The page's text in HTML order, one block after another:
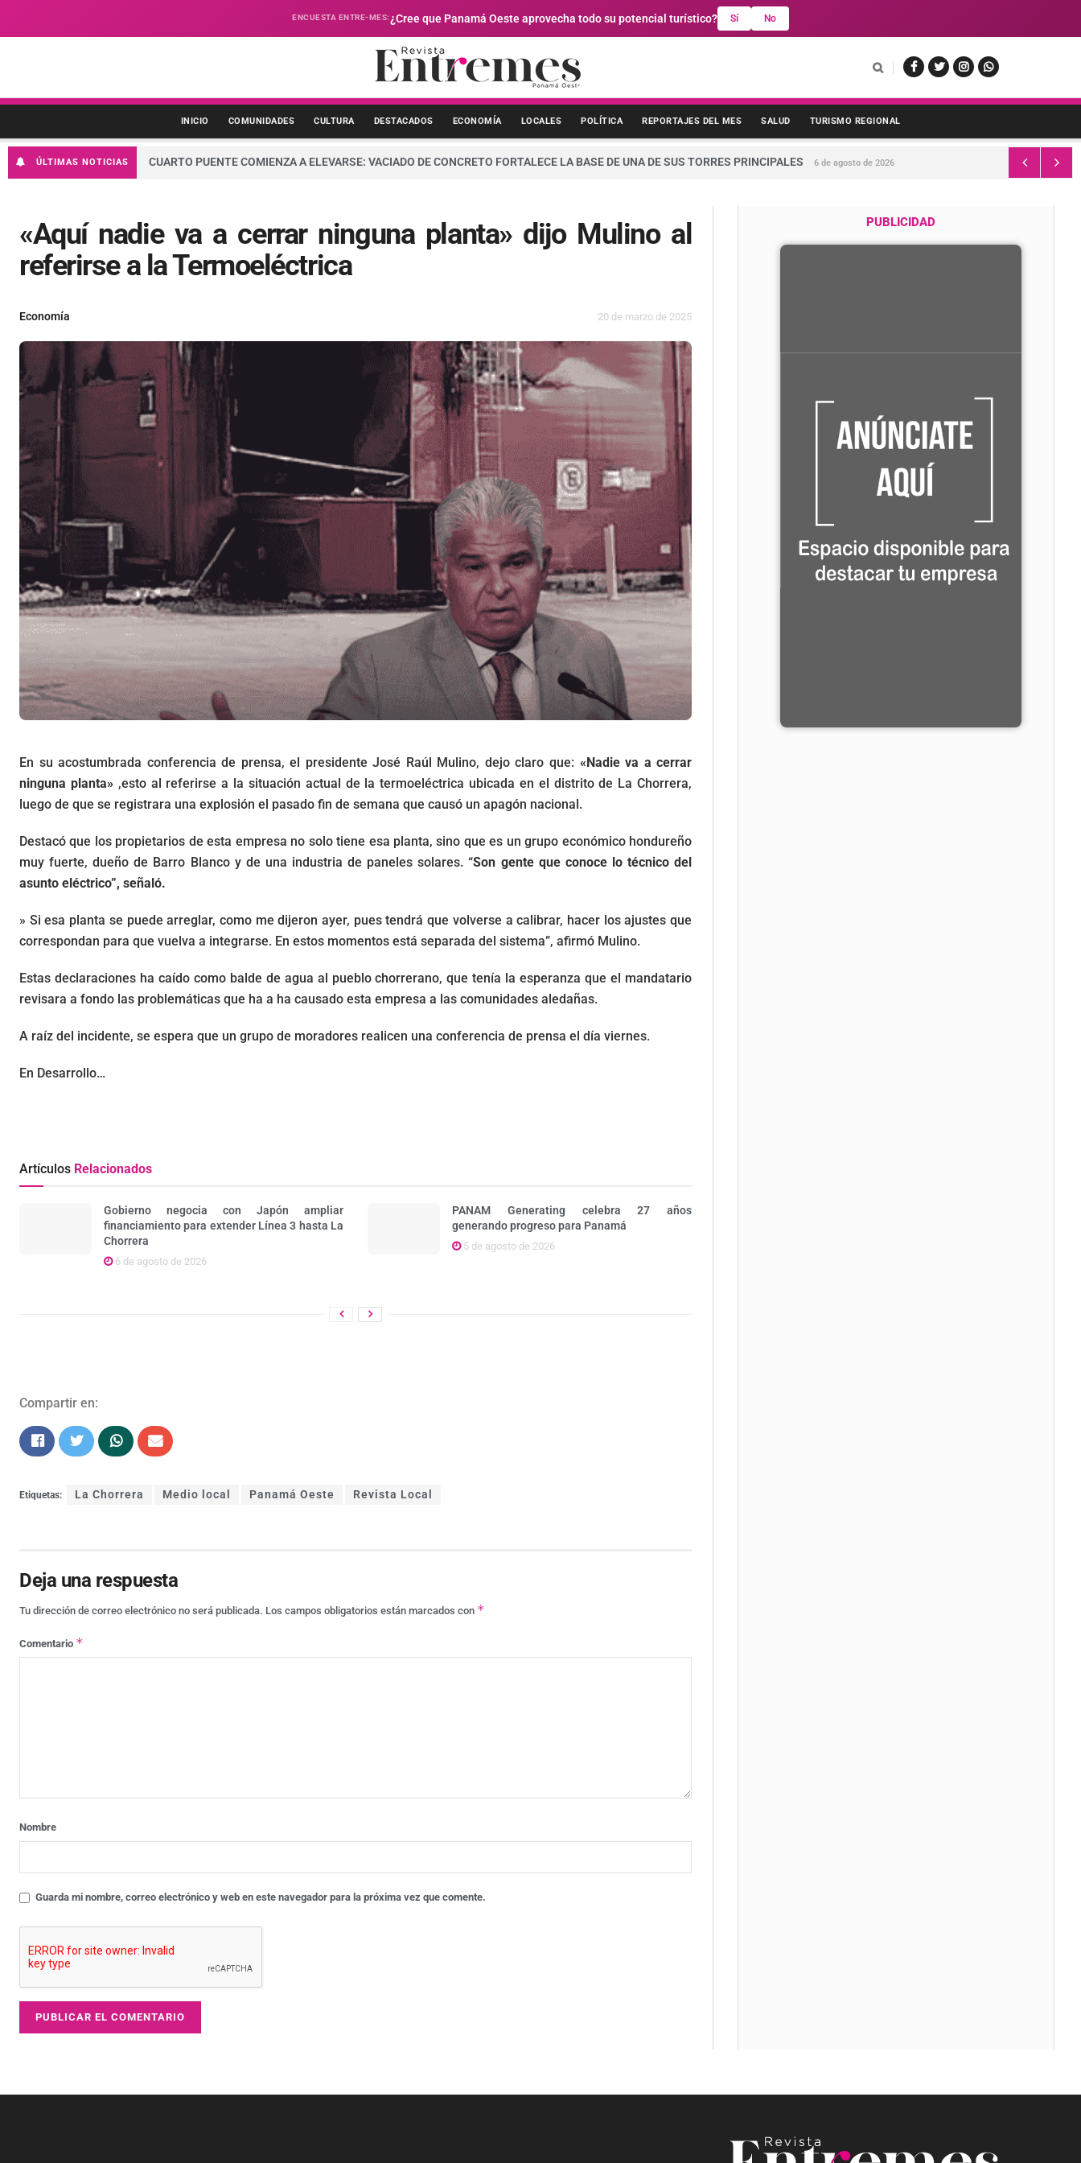
ENCUESTA ENTRE-MES:¿Cree que Panamá Oeste aprovecha todo su potencial turístico? Sí No
INICIO COMUNIDADES CULTURA DESTACADOS ECONOMÍA LOCALES POLÍTICA REPORTAJES DEL MES SALUD TURISMO REGIONAL
ÚLTIMAS NOTICIAS CUARTO PUENTE COMIENZA A ELEVARSE: VACIADO DE CONCRETO FORTALECE LA BASE DE UNA DE SUS TORRES PRINCIPALES 6 de agosto de 2026
«Aquí nadie va a cerrar ninguna planta» dijo Mulino al
referirse a la Termoeléctrica
Economía 20 de marzo de 2025
En su acostumbrada conferencia de prensa, el presidente José Raúl Mulino, dejo claro que: «Nadie va a cerrar
ninguna planta»,esto al referirse a la situación actual de la termoeléctrica ubicada en el distrito de La Chorrera,
luego de que se registrara una explosión el pasado fin de semana que causó un apagón nacional.
Destacó que los propietarios de esta empresa no solo tiene esa planta, sino que es un grupo económico hondureño
muy fuerte, dueño de Barro Blanco y de una industria de paneles solares. “Son gente que conoce lo técnico del
asunto eléctrico”, señaló.
» Si esa planta se puede arreglar, como me dijeron ayer, pues tendrá que volverse a calibrar, hacer los ajustes que
correspondan para que vuelva a integrarse. En estos momentos está separada del sistema”, afirmó Mulino.
Estas declaraciones ha caído como balde de agua al pueblo chorrerano, que tenía la esperanza que el mandatario
revisara a fondo las problemáticas que ha a ha causado esta empresa a las comunidades aledañas.
A raíz del incidente, se espera que un grupo de moradores realicen una conferencia de prensa el día viernes.
En Desarrollo…
Artículos Relacionados
Gobierno negocia con Japón ampliar
financiamiento para extender Línea 3 hasta La
Chorrera
6 de agosto de 2026
PANAM Generating celebra 27 años
generando progreso para Panamá
5 de agosto de 2026
Compartir en:
Etiquetas: La Chorrera Medio local Panamá Oeste Revista Local
Deja una respuesta
Tu dirección de correo electrónico no será publicada. Los campos obligatorios están marcados con *
Comentario *
Nombre
Guarda mi nombre, correo electrónico y web en este navegador para la próxima vez que comente.
PUBLICIDAD